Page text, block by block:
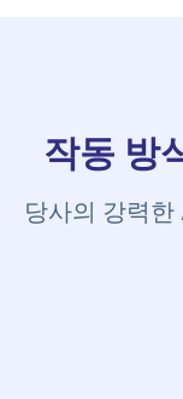
작동 방
당사의 강력